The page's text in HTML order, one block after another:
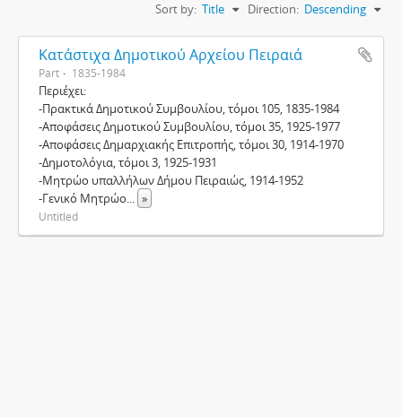
Sort by: Title Direction: Descending
Κατάστιχα Δημοτικού Αρχείου Πειραιά
Part 1835-1984
Περιέχει:
-Πρακτικά Δημοτικού Συμβουλίου, τόμοι 105, 1835-1984
-Αποφάσεις Δημοτικού Συμβουλίου, τόμοι 35, 1925-1977
-Αποφάσεις Δημαρχιακής Επιτροπής, τόμοι 30, 1914-1970
-Δημοτολόγια, τόμοι 3, 1925-1931
-Μητρώο υπαλλήλων Δήμου Πειραιώς, 1914-1952
-Γενικό Μητρώο... »
Untitled